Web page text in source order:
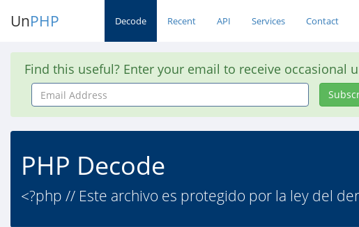
UnPHP Decode Recent API Services Contact
Find this useful? Enter your email to receive occasional
Email
Address
PHP Decode
<?php // Este archivo es protegido por la ley del